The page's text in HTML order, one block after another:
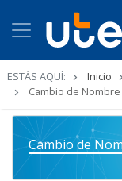
ESTÁS AQUÍ: Inicio
Cambio de
Cambio de